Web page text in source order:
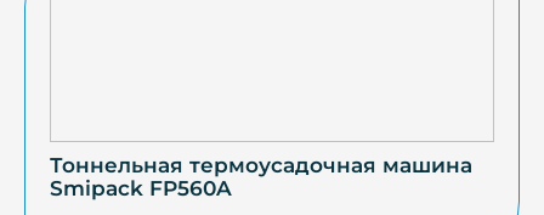
Тоннельная термоусадочная машина
Smipack FP560A